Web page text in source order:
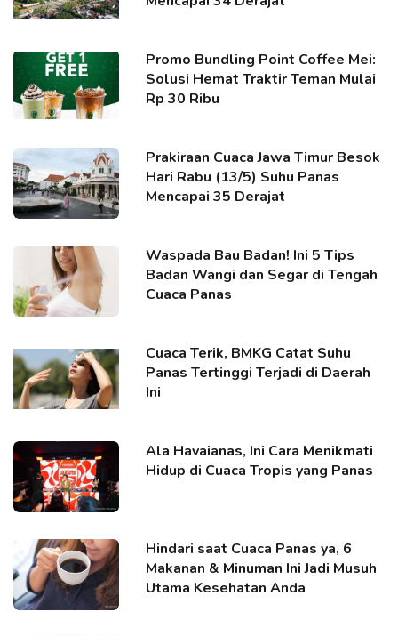
Promo Bundling Point Coffee Mei:
Solusi Hemat Traktir Teman Mulai
Rp 30 Ribu
Prakiraan Cuaca Jawa Timur Besok
Hari Rabu (13/5) Suhu Panas
Mencapai 35 Derajat
Waspada Bau Badan! Ini 5 Tips
Badan Wangi dan Segar di Tengah
Cuaca Panas
Cuaca Terik, BMKG Catat Suhu
Panas Tertinggi Terjadi di Daerah
Ini
Ala Havaianas, Ini Cara Menikmati
Hidup di Cuaca Tropis yang Panas
Hindari saat Cuaca Panas ya, 6
Makanan & Minuman Ini Jadi Musuh
Utama Kesehatan Anda